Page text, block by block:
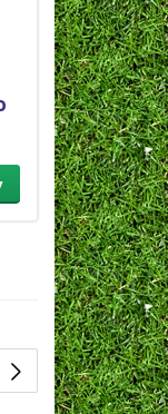
Петуния
Шок Вейв
шт.
Петуния
6,80 руб.